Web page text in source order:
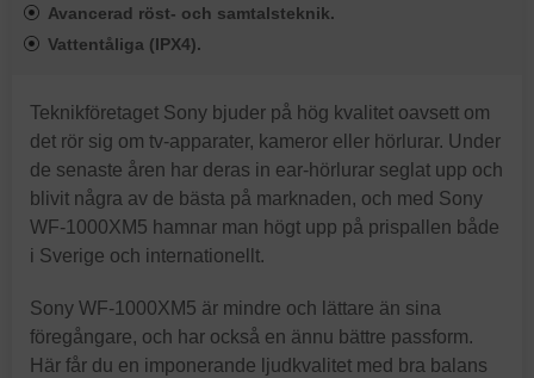
Avancerad röst- och samtalsteknik.
Vattentåliga (IPX4).
Teknikföretaget Sony bjuder på hög kvalitet oavsett om
det rör sig om tv-apparater, kameror eller hörlurar. Under
de senaste åren har deras in ear-hörlurar seglat upp och
blivit några av de bästa på marknaden, och med Sony
WF-1000XM5 hamnar man högt upp på prispallen både
i Sverige och internationellt.
Sony WF-1000XM5 är mindre och lättare än sina
föregångare, och har också en ännu bättre passform.
Här får du en imponerande ljudkvalitet med bra balans